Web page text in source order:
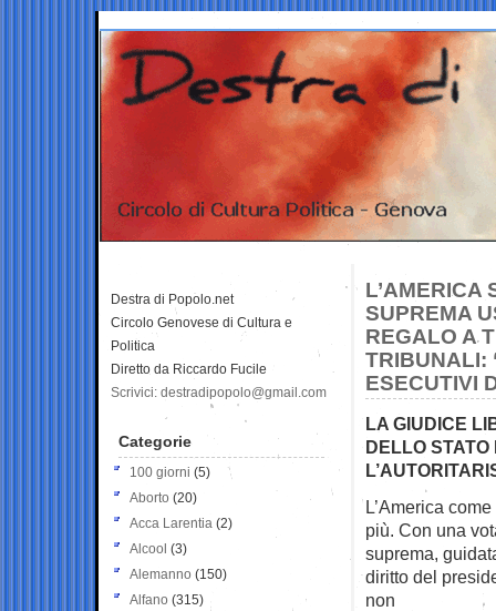
L’AMERICA
SUPREMA
REGALO A
TRIBUNALI:
ESECUTIVI
LA GIUDICE
DELLO
L’America
più. Con una
suprema,
diritto del
non
Destra di Popolo.net
Circolo Genovese di Cultura e
Politica
Diretto da Riccardo Fucile
Scrivici: destradipopolo@gmail.com
Categorie
100 giorni (5)
Aborto (20)
Acca Larentia (2)
Alcool (3)
Alemanno (150)
Alfano (315)